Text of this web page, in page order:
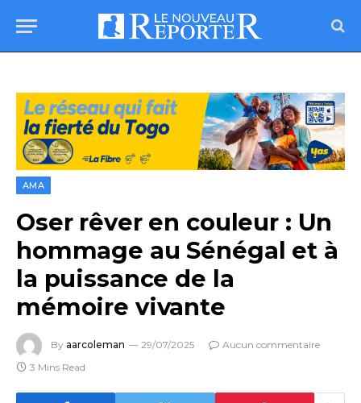
AMA
Oser rêver en couleur : Un
hommage au Sénégal et à
la puissance de la
mémoire vivante
By aarcoleman 29/07/2025
Aucun commentaire
3 Mins Read